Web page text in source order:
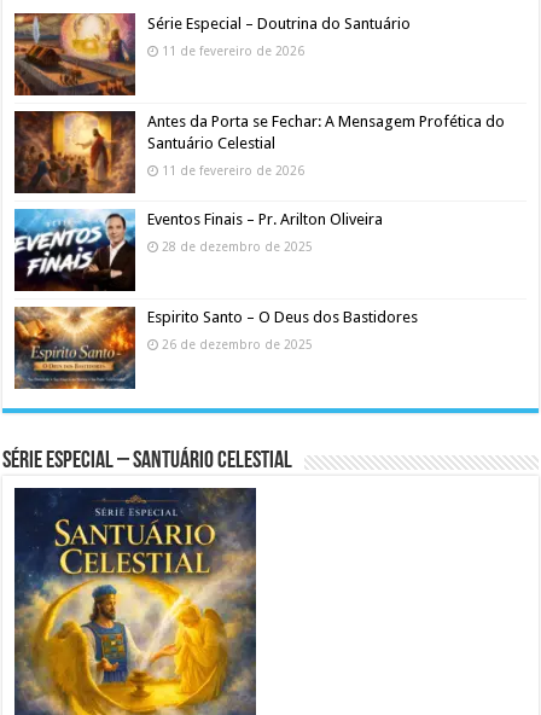
Série Especial – Doutrina do Santuário
11 de fevereiro de 2026
Antes da Porta se Fechar: A Mensagem Profética do
Santuário Celestial
11 de fevereiro de 2026
Eventos Finais – Pr. Arilton Oliveira
28 de dezembro de 2025
Espirito Santo – O Deus dos Bastidores
26 de dezembro de 2025
Série Especial – Santuário Celestial